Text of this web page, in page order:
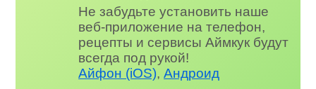
Не забудьте установить наше
веб-приложение на телефон,
рецепты и сервисы Аймкук будут
всегда под рукой!
Айфон (iOS),Андроид